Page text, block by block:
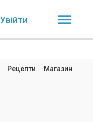
Увійти
Рецепти Магазин